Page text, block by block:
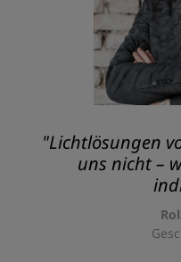
"Lichtlösungen
uns nicht –